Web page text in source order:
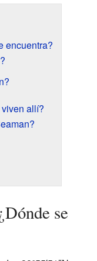
encuentra?
allí?
se